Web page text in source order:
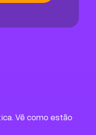
Vê como estão